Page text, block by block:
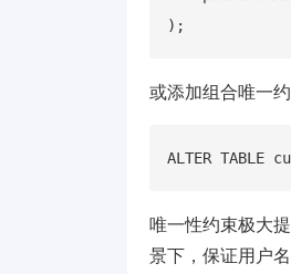
或添加组合唯一
唯一性约束极大
景下，保证用户